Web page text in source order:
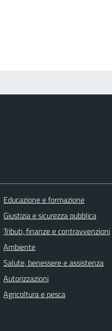
Educazione e formazione
Giustizia e sicurezza pubblica
Tributi, finanze e contravvenzioni
Ambiente
Salute, benessere e assistenza
Autorizzazioni
Agricoltura e pesca